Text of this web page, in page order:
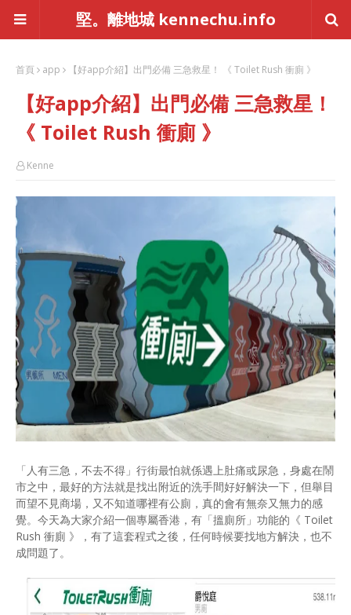
堅。離地城 kennechu.info
首頁 app 【好app介紹】出門必備 三急救星！ 《 Toilet Rush 衝廁 》
【好app介紹】出門必備 三急救星！
《 Toilet Rush 衝廁 》
Kenne
「人有三急，不去不得」行街最怕就係遇上肚痛或尿急，身處在鬧
市之中，最好的方法就是找出附近的洗手間好好解決一下，但舉目
而望不見商場，又不知道哪裡有公廁，真的會有無奈又無力的感
覺。今天為大家介紹一個專屬香港，有「搵廁所」功能的《 Toilet
Rush 衝廁 》，有了這套程式之後，任何時候要找地方解決，也不
成問題了。